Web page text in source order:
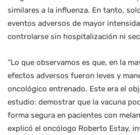
similares a la influenza. En tanto,
eventos adversos de mayor
controlarse sin hospitalización ni
“Lo que observamos es que, en la
efectos adversos fueron leves y
oncológico entrenado. Este era el
estudio: demostrar que la vacuna
forma segura en pacientes con
explicó el oncólogo Roberto Estay,